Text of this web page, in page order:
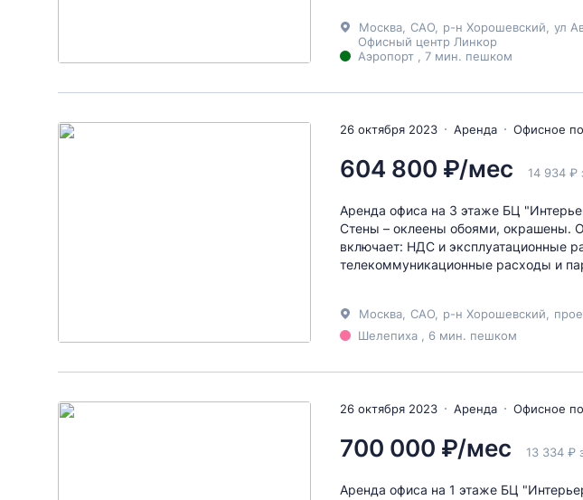
Москва САО р-н Хорошевский ул
Офисный центр Линкор
Аэропорт , 7 мин. пешком
26 октября 2023 Аренда Офисное
604 800 ₽/мес 14 934 ₽
Аренда офиса на 3 этаже БЦ
Стены – оклеены обоями, окрашены.
включает: НДС и эксплуатационные
телекоммуникационные расходы и
Москва САО р-н Хорошевский
Шелепиха , 6 мин. пешком
26 октября 2023 Аренда Офисное
700 000 ₽/мес 13 334 ₽
Аренда офиса на 1 этаже БЦ